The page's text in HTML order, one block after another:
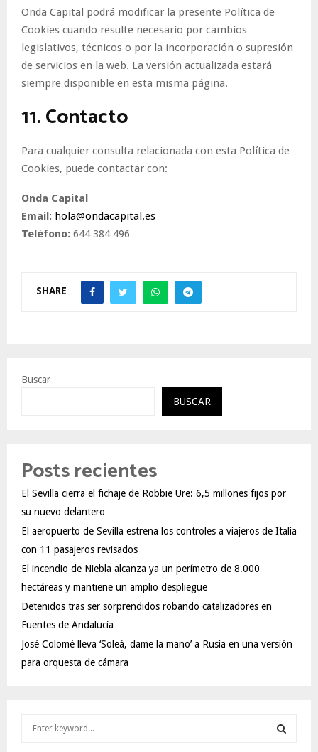
Onda Capital podrá modificar la presente Política de
Cookies cuando resulte necesario por cambios
legislativos, técnicos o por la incorporación o supresión
de servicios en la web. La versión actualizada estará
siempre disponible en esta misma página.
11. Contacto
Para cualquier consulta relacionada con esta Política de
Cookies, puede contactar con:
Onda Capital
Email: hola@ondacapital.es
Teléfono: 644 384 496
SHARE
Buscar
BUSCAR
Posts recientes
El Sevilla cierra el fichaje de Robbie Ure: 6,5 millones fijos por
su nuevo delantero
El aeropuerto de Sevilla estrena los controles a viajeros de Italia
con 11 pasajeros revisados
El incendio de Niebla alcanza ya un perímetro de 8.000
hectáreas y mantiene un amplio despliegue
Detenidos tras ser sorprendidos robando catalizadores en
Fuentes de Andalucía
José Colomé lleva ‘Soleá, dame la mano’ a Rusia en una versión
para orquesta de cámara